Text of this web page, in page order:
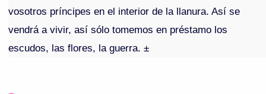
vosotros príncipes en el interior de la llanura. Así se
vendrá a vivir, así sólo tomemos en préstamo los
escudos, las flores, la guerra. ±